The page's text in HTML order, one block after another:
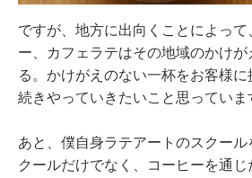
ですが、地方に出向くことによっ
ー、カフェラテはその地域のかけ
る。かけがえのない一杯をお客様
続きやっていきたいこと思っていま
あと、僕自身ラテアートのスクー
クールだけでなく、コーヒーを通